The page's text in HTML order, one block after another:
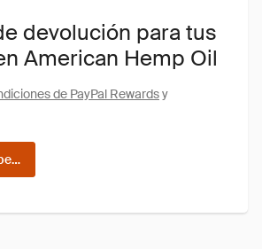
devolución para tus
American Hemp Oil
de PayPal Rewardsy